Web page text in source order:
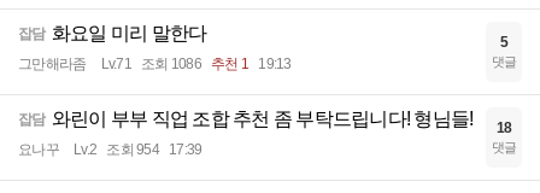
잡담 화요일 미리 말한다
그만해라좀 Lv.71 조회 1086 추천 1 19:13
5
댓글
잡담 와린이 부부 직업 조합 추천 좀 부탁드립니다! 형님들!
요나꾸 Lv.2 조회 954 17:39
18
댓글